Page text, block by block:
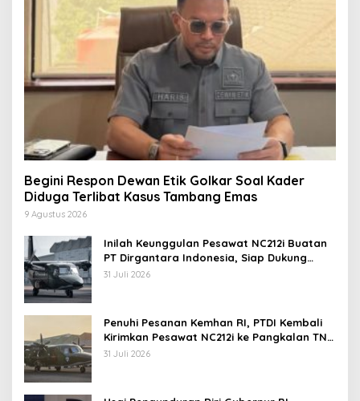
Begini Respon Dewan Etik Golkar Soal Kader
Diduga Terlibat Kasus Tambang Emas
9 Agustus 2026
Inilah Keunggulan Pesawat NC212i Buatan
PT Dirgantara Indonesia, Siap Dukung
Berbagai Operasi TNI
31 Juli 2026
Penuhi Pesanan Kemhan RI, PTDI Kembali
Kirimkan Pesawat NC212i ke Pangkalan TNI
AU
31 Juli 2026